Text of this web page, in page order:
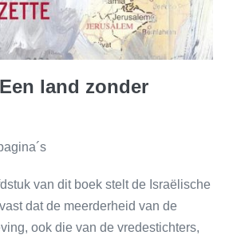
land zonder
van dit boek stelt de Israëlische
dat de meerderheid van de
ook die van de vredestichters,